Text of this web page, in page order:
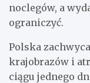
noclegów, a
ograniczyć.
Polska
krajobrazów i
ciągu jednego